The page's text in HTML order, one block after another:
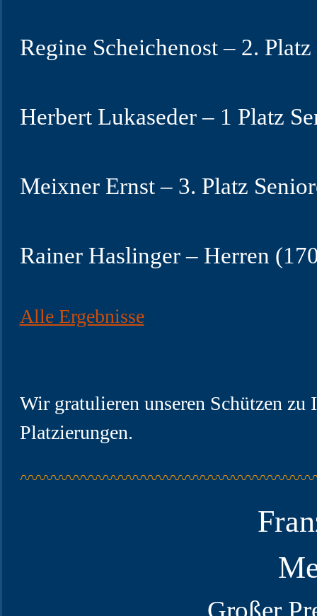
Regine Scheichenost – 2.
Herbert Lukaseder – 1 Platz
Meixner Ernst – 3. Platz
Rainer Haslinger – Herren
Alle Ergebnisse
Wir gratulieren unseren Schützen zu
Platzierungen.
Großer